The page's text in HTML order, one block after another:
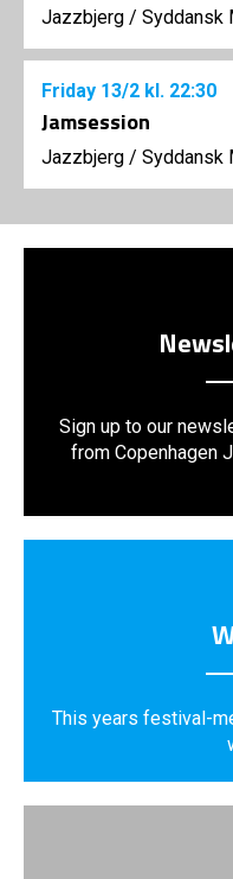
Jazzbjerg / Syddansk
Friday 13/2 kl. 22:30
Jamsession
Jazzbjerg / Syddansk
Sign up to our
from Copenhagen
This years festival-